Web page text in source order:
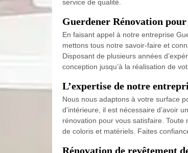
service de qualité.
Guerdener Rénovation
En faisant appel à notre entreprise
mettons tous notre savoir-faire et
Disposant de plusieurs années
conception jusqu’à la réalisation de
L’expertise de notre
Nous nous adaptons à votre surface
d’intérieure, il est nécessaire d’avoir
rénovation pour vous satisfaire.
de coloris et matériels. Faites
Rénovation de revêtement